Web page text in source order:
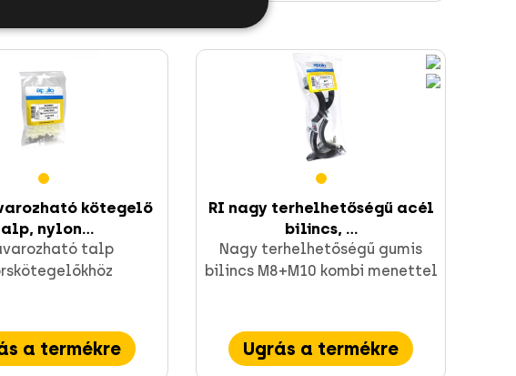
kötegelő
nylon...
talp
a termékre
RI nagy terhelhetőségű acél
bilincs, ...
Nagy terhelhetőségű gumis
bilincs M8+M10 kombi menettel
Ugrás a termékre